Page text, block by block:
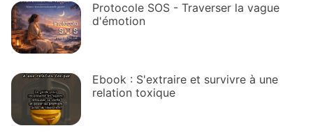
Protocole SOS - Traverser la vague
d'émotion
Ebook : S'extraire et survivre à une
relation toxique